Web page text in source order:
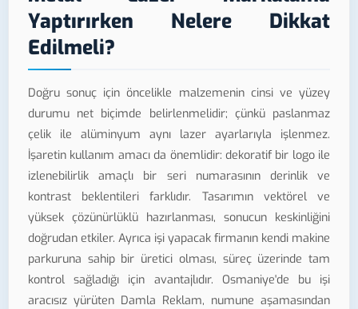
Yaptırırken Nelere Dikkat
Edilmeli?
Doğru sonuç için öncelikle malzemenin cinsi ve yüzey
durumu net biçimde belirlenmelidir; çünkü paslanmaz
çelik ile alüminyum aynı lazer ayarlarıyla işlenmez.
İşaretin kullanım amacı da önemlidir: dekoratif bir logo ile
izlenebilirlik amaçlı bir seri numarasının derinlik ve
kontrast beklentileri farklıdır. Tasarımın vektörel ve
yüksek çözünürlüklü hazırlanması, sonucun keskinliğini
doğrudan etkiler. Ayrıca işi yapacak firmanın kendi makine
parkuruna sahip bir üretici olması, süreç üzerinde tam
kontrol sağladığı için avantajlıdır. Osmaniye'de bu işi
aracısız yürüten Damla Reklam, numune aşamasından